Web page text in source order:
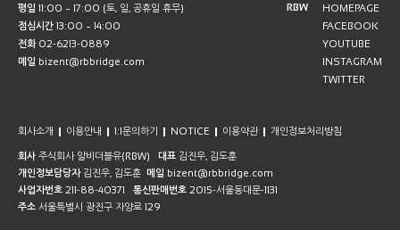
평일 11:00 ~ 17:00 (토, 일, 공휴일 휴무)
점심시간 13:00 ~ 14:00
전화02-6213-0889
메일 bizent@rbbridge.com
RBW
HOMEPAGE
FACEBOOK
YOUTUBE
INSTAGRAM
TWITTER
회사소개 이용안내 1:1문의하기 NOTICE 이용약관 개인정보처리방침
회사 주식회사 알비더블유(RBW) 대표 김진우, 김도훈
개인정보담당자김진우, 김도훈 메일 bizent@rbbridge.com
사업자번호 211-88-40371 통신판매번호 2015-서울동대문-1131
주소 서울특별시 광진구 자양로 129